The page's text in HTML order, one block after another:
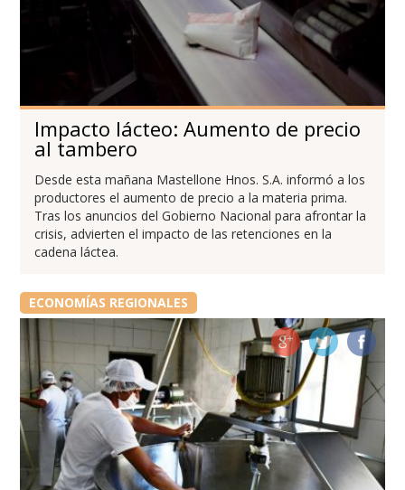
Impacto lácteo: Aumento de precio
al tambero
Desde esta mañana Mastellone Hnos. S.A. informó a los
productores el aumento de precio a la materia prima.
Tras los anuncios del Gobierno Nacional para afrontar la
crisis, advierten el impacto de las retenciones en la
cadena láctea.
ECONOMÍAS REGIONALES